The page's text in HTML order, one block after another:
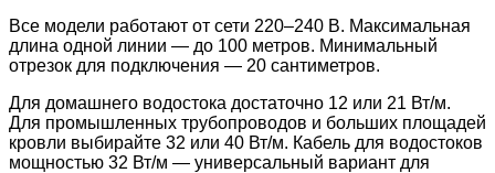
Все модели работают от сети 220–240 В. Максимальная
длина одной линии — до 100 метров. Минимальный
отрезок для подключения — 20 сантиметров.
Для домашнего водостока достаточно 12 или 21 Вт/м.
Для промышленных трубопроводов и больших площадей
кровли выбирайте 32 или 40 Вт/м. Кабель для водостоков
мощностью 32 Вт/м — универсальный вариант для